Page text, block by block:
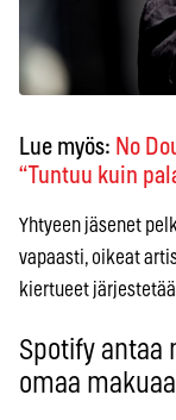
Lue myös: No
“Tuntuu kuin
Yhtyeen jäsenet
vapaasti, oikeat
kiertueet
Spotify antaa
omaa